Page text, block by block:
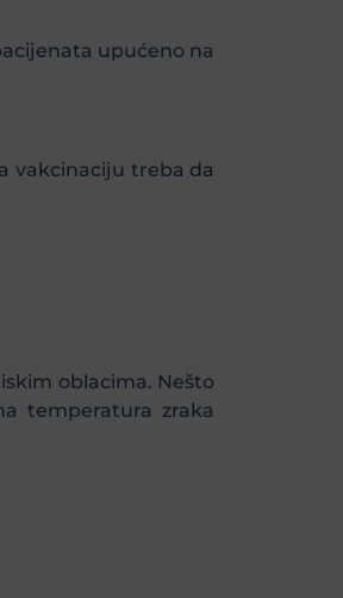
upućeno na
vakcinaciju treba da
oblacima. Nešto
temperatura zraka